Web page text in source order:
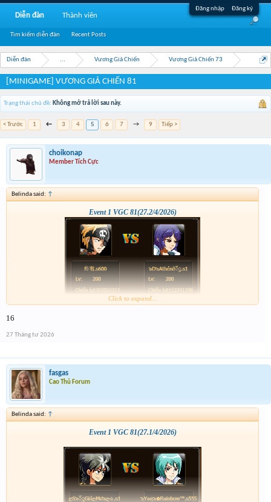
Đăng nhập Đăng ký
Diễn đàn ... Vương Giả Chiến Vương Giả Chiến 73
[MINIGAME] VƯƠNG GIẢ CHIẾN 81
Trạng thái chủ đề: Không mở trả lời sau này.
< Trước 1 ← 3 4 5 6 7 → 9 Tiếp >
choikonap
Member Tích Cực
Belinda said: ↑
Event 1 VGC 81(27.2/4/2026)
Click to expand...
16
27 Tháng tư 2026
fasgas
Cao Thủ Forum
Belinda said: ↑
Event 1 VGC 81(27.1/4/2026)
Diễn đàn
Tìm kiếm diễn đàn Recent Posts
Thành viên